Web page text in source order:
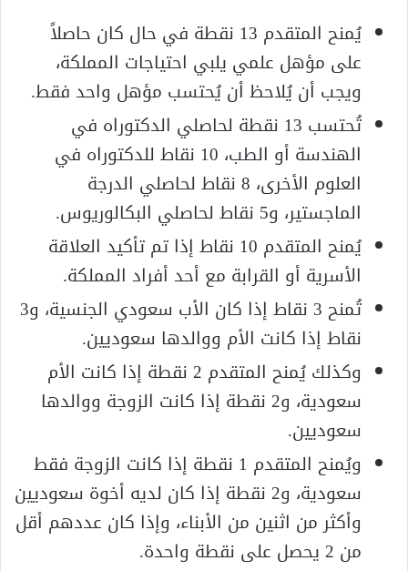
يُمنح المتقدم 13 نقطة في حال كان حاصلاً
على مؤهل علمي يلبي احتياجات المملكة،
ويجب أن يُلاحظ أن يُحتسب مؤهل واحد فقط.
تُحتسب 13 نقطة لحاصلي الدكتوراه في
الهندسة أو الطب، 10 نقاط للدكتوراه في
العلوم الأخرى، 8 نقاط لحاصلي الدرجة
الماجستير، و5 نقاط لحاصلي البكالوريوس.
يُمنح المتقدم 10 نقاط إذا تم تأكيد العلاقة
الأسرية أو القرابة مع أحد أفراد المملكة.
تُمنح 3 نقاط إذا كان الأب سعودي الجنسية، و3
نقاط إذا كانت الأم ووالدها سعوديين.
وكذلك يُمنح المتقدم 2 نقطة إذا كانت الأم
سعودية، و2 نقطة إذا كانت الزوجة ووالدها
سعوديين.
ويُمنح المتقدم 1 نقطة إذا كانت الزوجة فقط
سعودية، و2 نقطة إذا كان لديه أخوة سعوديين
وأكثر من اثنين من الأبناء، وإذا كان عددهم أقل
من 2 يحصل على نقطة واحدة.